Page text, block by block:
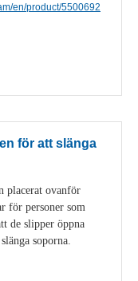
en/product/5500692
för att slänga
placerat ovanför
för personer som
de slipper öppna
soporna.